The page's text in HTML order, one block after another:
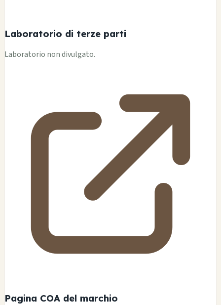
Laboratorio di terze parti
Laboratorio non divulgato.
Pagina COA del marchio